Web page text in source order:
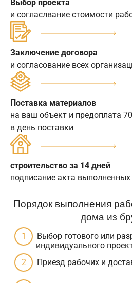
Выбор проекта
и согласлвание стоимости
Заключение договора
и согласование всех
Поставка материалов
на ваш объект и предоплата
в день поставки
строительство за 14 дней
подписание акта выполненных
Порядок выполнения
дома из
Выбор готового или
индивидуального
Приезд рабочих и